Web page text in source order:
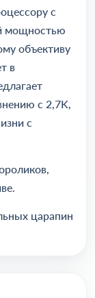
с
мощностью
объективу
в
с 2,7K,
с
царапин